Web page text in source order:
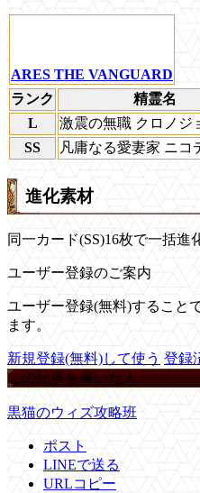
ARES THE VANGUARD
ランク
精霊名
L
激震の無職 クロノジ
SS
凡庸なる愛妻家 ニコ
進化素材
同一カード(SS)16枚で一括進
ユーザー登録のご案内
ユーザー登録(無料)すること
ます。
新規登録(無料)して使う 登録
この記事を書いた人
黒猫のウィズ攻略班
ポスト
LINEで送る
URLコピー